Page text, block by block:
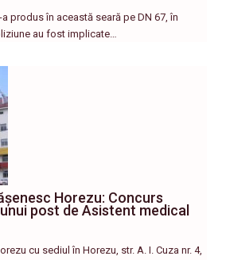
produs în această seară pe DN 67, în
au fost implicate…
Horezu: Concurs
post de Asistent medical
cu sediul în Horezu, str. A. I. Cuza nr. 4,